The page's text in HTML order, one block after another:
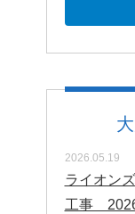
2026.05.19
ライオン
工事